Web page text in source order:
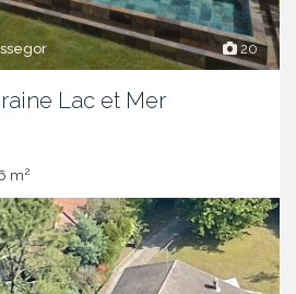
20
Lac et Mer
m2